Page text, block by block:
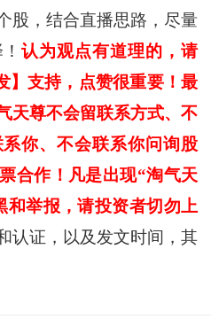
股，结合直播思路，尽量
！认为观点有道理的，请
】支持，点赞很重要！最
天尊不会留联系方式、不
你、不会联系你问询股
合作！凡是出现“淘气天
和举报，请投资者切勿上
认证，以及发文时间，其